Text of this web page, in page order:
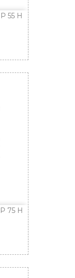
55 H
75 H